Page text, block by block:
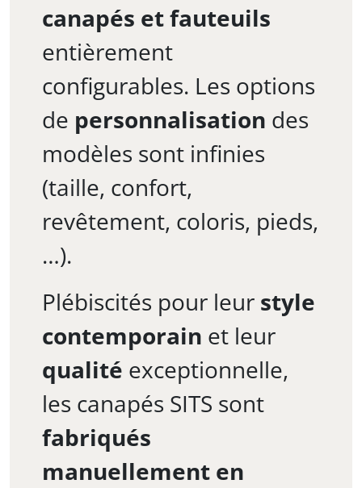
canapés et fauteuils
entièrement
configurables. Les options
de personnalisation des
modèles sont infinies
(taille, confort,
revêtement, coloris, pieds,
…).
Plébiscités pour leur style
contemporain et leur
qualité exceptionnelle,
les canapés SITS sont
fabriqués
manuellement en